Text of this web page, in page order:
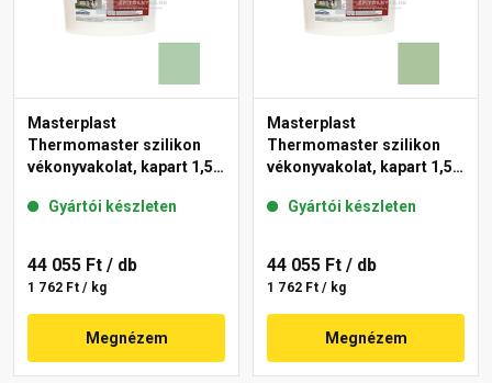
Masterplast
Thermomaster szilikon
vékonyvakolat, kapart 1,5
Gyártói készleten
44 055 Ft / db
1 762 Ft / kg
Megnézem
Masterplast
Thermomaster szilikon
vékonyvakolat, kapart 1,5
Gyártói készleten
44 055 Ft / db
1 762 Ft / kg
Megnézem